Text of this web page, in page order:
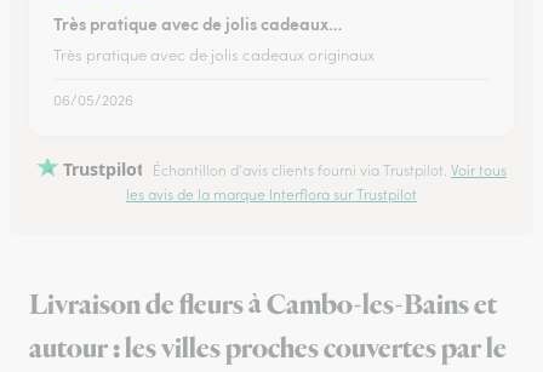
Très pratique avec de jolis cadeaux…
Très pratique avec de jolis cadeaux originaux
06/05/2026
Trustpilot Échantillon d'avis clients fourni via Trustpilot. Voir tous
les avis de la marque Interflora sur Trustpilot
Livraison de fleurs à Cambo-les-Bains et
autour : les villes proches couvertes par le